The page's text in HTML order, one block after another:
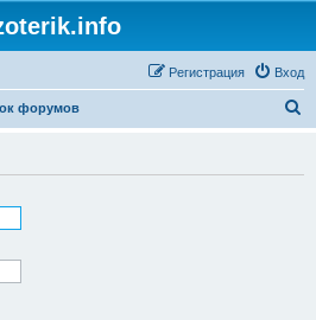
Вход
Регистрация
форумов